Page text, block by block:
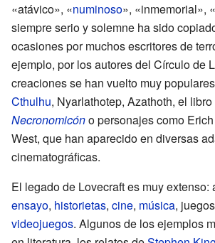
«atávico», «numinoso», «inmemorial»,
siempre serio y solemne ha sido
ocasiones por muchos escritores de
ejemplo, por los autores del Círculo de
creaciones se han vuelto muy
Cthulhu, Nyarlathotep, Azathoth, el
Necronomicóno personajes como
West, que han aparecido en diversas
cinematográficas.
El legado de Lovecraft es muy extenso:
ensayo, historietas, cine, música,
videojuegos. Algunos de los ejemplos